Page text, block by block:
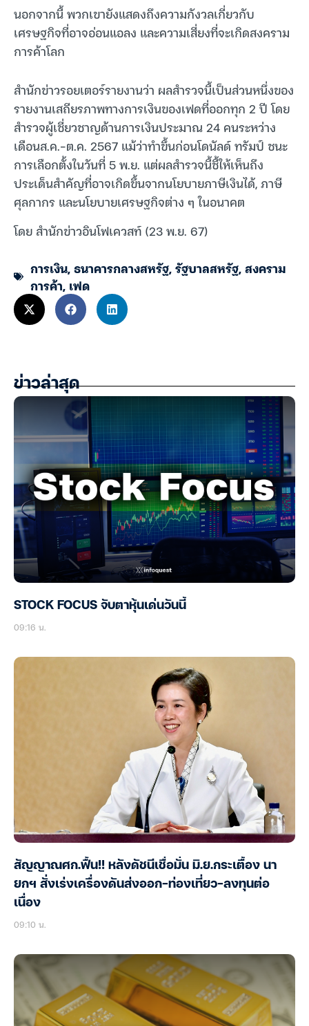
นอกจากนี้ พวกเขายังแสดงถึงความกังวลเกี่ยวกับ
เศรษฐกิจที่อาจอ่อนแอลง และความเสี่ยงที่จะเกิดสงคราม
การค้าโลก
สำนักข่าวรอยเตอร์รายงานว่า ผลสำรวจนี้เป็นส่วนหนึ่งของ
รายงานเสถียรภาพทางการเงินของเฟดที่ออกทุก 2 ปี โดย
สำรวจผู้เชี่ยวชาญด้านการเงินประมาณ 24 คนระหว่าง
เดือนส.ค.-ต.ค. 2567 แม้ว่าทำขึ้นก่อนโดนัลด์ ทรัมป์ ชนะ
การเลือกตั้งในวันที่ 5 พ.ย. แต่ผลสำรวจนี้ชี้ให้เห็นถึง
ประเด็นสำคัญที่อาจเกิดขึ้นจากนโยบายภาษีเงินได้, ภาษี
ศุลกากร และนโยบายเศรษฐกิจต่าง ๆ ในอนาคต
โดย สำนักข่าวอินโฟเควสท์ (23 พ.ย. 67)
การเงิน,ธนาคารกลางสหรัฐ,รัฐบาลสหรัฐ,สงคราม
การค้า, เฟด
ข่าวล่าสุด
STOCK FOCUS จับตาหุ้นเด่นวันนี้
09:16 น.
สัญญาณศก.ฟื้น!! หลังดัชนีเชื่อมั่น มิ.ย.กระเตื้อง นา
ยกฯ สั่งเร่งเครื่องดันส่งออก-ท่องเที่ยว-ลงทุนต่อ
เนื่อง
09:10 น.